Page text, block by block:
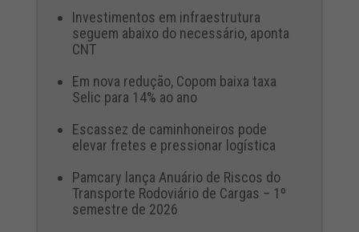
Investimentos em infraestrutura
seguem abaixo do necessário, aponta
CNT
Em nova redução, Copom baixa taxa
Selic para 14% ao ano
Escassez de caminhoneiros pode
elevar fretes e pressionar logística
Pamcary lança Anuário de Riscos do
Transporte Rodoviário de Cargas – 1º
semestre de 2026